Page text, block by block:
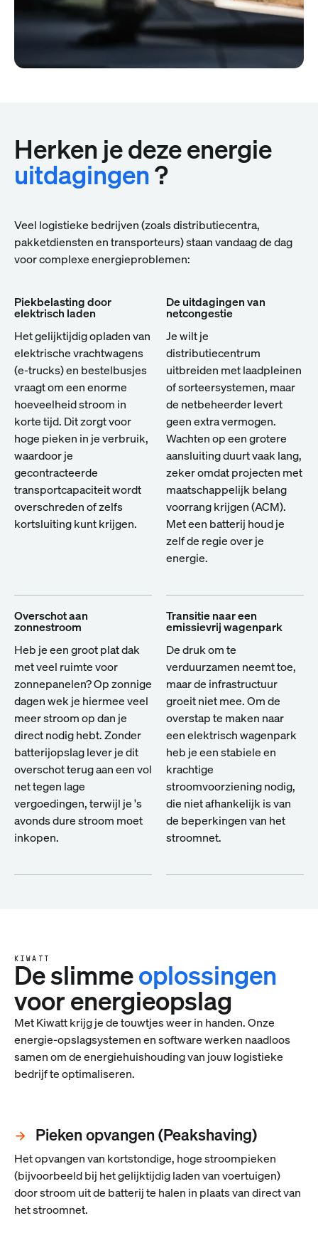
Herken je deze energie
uitdagingen?
Veel logistieke bedrijven (zoals distributiecentra,
pakketdiensten en transporteurs) staan vandaag de dag
voor complexe energieproblemen:
Piekbelasting door
elektrisch laden
Het gelijktijdig opladen van
elektrische vrachtwagens
(e-trucks) en bestelbusjes
vraagt om een enorme
hoeveelheid stroom in
korte tijd. Dit zorgt voor
hoge pieken in je verbruik,
waardoor je
gecontracteerde
transportcapaciteit wordt
overschreden of zelfs
kortsluiting kunt krijgen.
De uitdagingen van
netcongestie
Je wilt je
distributiecentrum
uitbreiden met laadpleinen
of sorteersystemen, maar
de netbeheerder levert
geen extra vermogen.
Wachten op een grotere
aansluiting duurt vaak lang,
zeker omdat projecten met
maatschappelijk belang
voorrang krijgen (ACM).
Met een batterij houd je
zelf de regie over je
energie.
Overschot aan
zonnestroom
Heb je een groot plat dak
met veel ruimte voor
zonnepanelen? Op zonnige
dagen wek je hiermee veel
meer stroom op dan je
direct nodig hebt. Zonder
batterijopslag lever je dit
overschot terug aan een vol
net tegen lage
vergoedingen, terwijl je 's
avonds dure stroom moet
inkopen.
Transitie naar een
emissievrij wagenpark
De druk om te
verduurzamen neemt toe,
maar de infrastructuur
groeit niet mee. Om de
overstap te maken naar
een elektrisch wagenpark
heb je een stabiele en
krachtige
stroomvoorziening nodig,
die niet afhankelijk is van
de beperkingen van het
stroomnet.
KIWATT
De slimmeoplossingen
voor energieopslag
Met Kiwatt krijg je de touwtjes weer in handen. Onze
energie-opslagsystemen en software werken naadloos
samen om de energiehuishouding van jouw logistieke
bedrijf te optimaliseren.
Pieken opvangen (Peakshaving)
Het opvangen van kortstondige, hoge stroompieken
(bijvoorbeeld bij het gelijktijdig laden van voertuigen)
door stroom uit de batterij te halen in plaats van direct van
het stroomnet.